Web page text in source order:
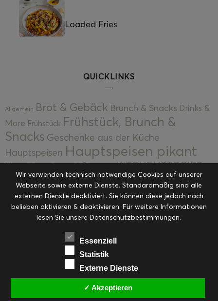
Loaded Fries
QUICKLINKS
Allgemein Brot & Gebäck Brunch & Snacks Drinks &
More Frühstück Frühstück, Brunch &
Snacks Geschenke aus der Küche
Hauptspeisen Hauptspeisen pikant
Hauptspeisen süßKekseKITCHENSTORIES
Kuchen, Torten & Desserts Kuchen und
Desserts Kulinarik Kulinarische Mitbringsel &
Eingemachtes Ohne Kategorie Ostern Resteküche
RezepteSaisonalSliderStartseite
Suppen, Salate & Vorspeisen
Vorspeisen, Salate & Suppen
Weihnachten Workshops & Events
Wir verwenden technisch notwendige Cookies auf unserer
Webseite sowie externe Dienste. Standardmäßig sind alle
externen Dienste deaktiviert. Sie können diese jedoch nach
belieben aktivieren & deaktivieren. Für weitere Informationen
lesen Sie unsere Datenschutzbestimmungen.
Essenziell
Statistik
Externe Dienste
✓ Akzeptieren